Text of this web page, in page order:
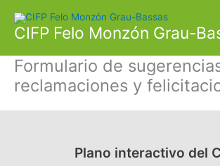
contenido
CIFP Felo Monzón Grau-
Formulario de
reclamaciones y
Plano interactivo del